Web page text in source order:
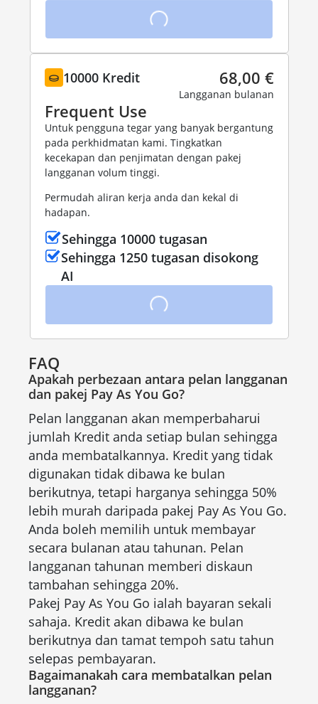
10000 Kredit 68,00 €
Langganan bulanan
Frequent Use
Untuk pengguna tegar yang banyak bergantung
pada perkhidmatan kami. Tingkatkan
kecekapan dan penjimatan dengan pakej
langganan volum tinggi.
Permudah aliran kerja anda dan kekal di
hadapan.
Sehingga 10000 tugasan
Sehingga 1250 tugasan disokong
AI
FAQ
Apakah perbezaan antara pelan langganan
dan pakej Pay As You Go?
Pelan langganan akan memperbaharui
jumlah Kredit anda setiap bulan sehingga
anda membatalkannya. Kredit yang tidak
digunakan tidak dibawa ke bulan
berikutnya, tetapi harganya sehingga 50%
lebih murah daripada pakej Pay As You Go.
Anda boleh memilih untuk membayar
secara bulanan atau tahunan. Pelan
langganan tahunan memberi diskaun
tambahan sehingga 20%.
Pakej Pay As You Go ialah bayaran sekali
sahaja. Kredit akan dibawa ke bulan
berikutnya dan tamat tempoh satu tahun
selepas pembayaran.
Bagaimanakah cara membatalkan pelan
langganan?